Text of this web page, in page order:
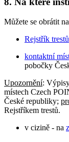
Můžete se obrátit
Rejstřík trestů
kontaktní
pobočky
Upozornění:
místech Czech
České republiky;
Rejstříkem trestů.
v cizině - na